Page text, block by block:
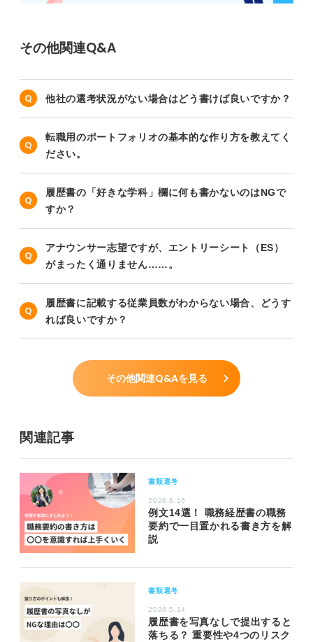
その他関連Q&A
他社の選考状況がない場合はどう書けば良いですか？
転職用のポートフォリオの基本的な作り方を教えてく
ださい。
履歴書の「好きな学科」欄に何も書かないのはNGで
すか？
アナウンサー志望ですが、エントリーシート（ES）
がまったく通りません……。
履歴書に記載する従業員数がわからない場合、どうす
れば良いですか？
その他関連Q&Aを見る
関連記事
書類選考
2026.6.16
例文14選！ 職務経歴書の職務
要約で一目置かれる書き方を解
説
書類選考
2026.5.14
履歴書を写真なしで提出すると
落ちる？ 重要性や4つのリスク